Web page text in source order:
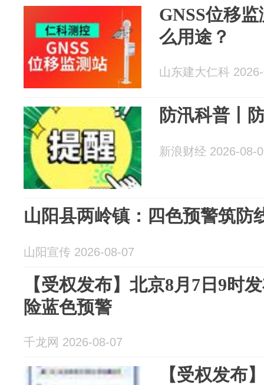
GNSS位移
么用途？
山东建大仁科
防汛科普丨
新浪财经 2026-08-
山阳宣传 2026-08-07
【受权发布】北京8月7日9时
险蓝色预警
千龙网 2026-08-07
【受权发布